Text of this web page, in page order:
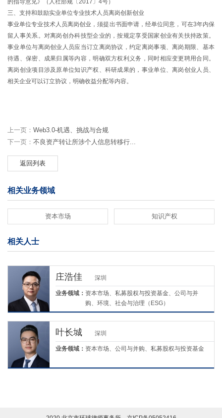
三、支持和鼓励实业单位专业技术人员离岗创新创业
事业单位专业技术人员离岗创业，须提出书面申请，经单位同意，可在3年内保
留人事关系。对离岗创办科技型企业的，按规定享受国家创业有关扶持政策。
事业单位与离岗创业人员应当订立离岗协议，约定离岗事项、离岗期限、基本
待遇、保密、成果归属等内容，明确双方权利义务，同时相应变更聘用合同。
离岗创业项目涉及原单位知识产权、科研成果的，事业单位、离岗创业人员、
相关企业可以订立协议，明确收益分配等内容。
上一页： Web3.0-机遇、挑战与合规
下一页： 不良资产转让所涉个人信息转移行...
返回列表
相关业务领域
资本市场 知识产权
相关人士
庄浩佳 深圳
业务领域： 资本市场、私募股权与投资基金、公司与并
购、环境、社会与治理（ESG）
叶长城 深圳
业务领域： 资本市场、公司与并购、私募股权与投资基金